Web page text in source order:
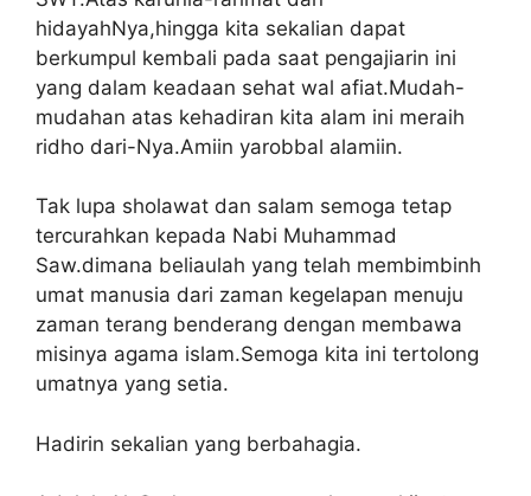
hidayahNya,hingga kita sekalian dapat
berkumpul kembali pada saat pengajiarin ini
yang dalam keadaan sehat wal afiat.Mudah-
mudahan atas kehadiran kita alam ini meraih
ridho dari-Nya.Amiin yarobbal alamiin.
Tak lupa sholawat dan salam semoga tetap
tercurahkan kepada Nabi Muhammad
Saw.dimana beliaulah yang telah membimbinh
umat manusia dari zaman kegelapan menuju
zaman terang benderang dengan membawa
misinya agama islam.Semoga kita ini tertolong
umatnya yang setia.
Hadirin sekalian yang berbahagia.